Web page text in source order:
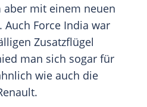
aber mit einem neuen
Auch Force India war
Zusatzflügel
man sich sogar für
wie auch die
.